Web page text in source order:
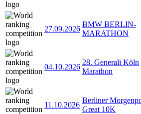
27.09.2026
BMW BERLIN-
MARATHON
04.10.2026
28. Generali Köln
Marathon
11.10.2026
Berliner
Great 10K